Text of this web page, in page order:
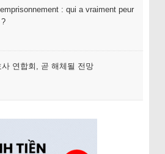
: qui a vraiment peur
연합회, 곧 해체될 전망